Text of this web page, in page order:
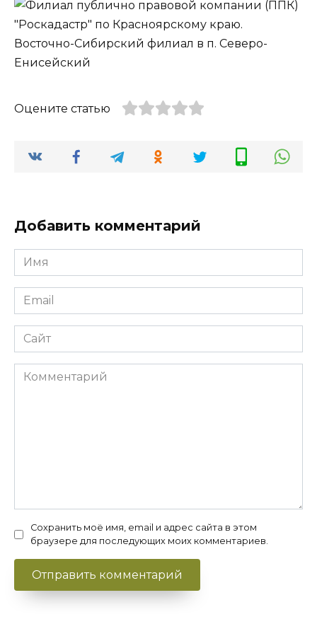
Оцените статью
Добавить комментарий
Имя
*
Email
*
Сайт
Комментарий
Сохранить моё имя, email и адрес сайта в этом
браузере для последующих моих комментариев.